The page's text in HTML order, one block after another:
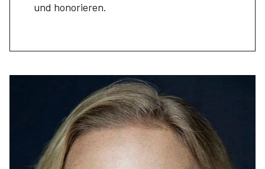
und honorieren.